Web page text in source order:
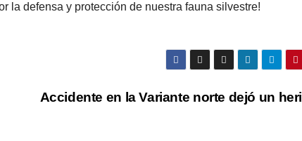
la defensa y protección de nuestra fauna silvestre!
Accidente en la Variante norte dejó un